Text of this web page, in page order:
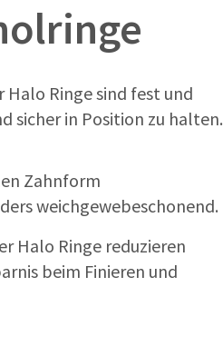
Ringe sind fest und
sicher in Position zu halten.
Zahnform
weichgewebeschonend.
Halo Ringe reduzieren
beim Finieren und